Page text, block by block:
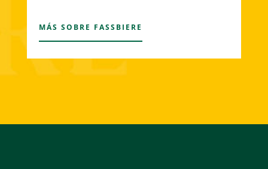
MÁS SOBRE FASSBIERE